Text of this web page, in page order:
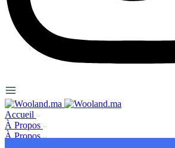
Accueil
À Propos
À Propos